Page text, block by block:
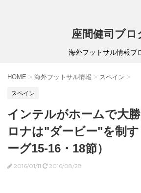
座間健司ブロ
海外フットサル情報ブ
HOME > 海外フットサル情報 > スペイン >
スペイン
インテルがホームで大
ロナは"ダービー"を制
ーグ15-16・18節）
2016/01/11 2016/08/28